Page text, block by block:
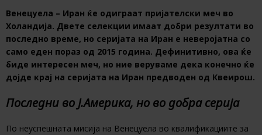
Венецуела – Иран ќе одиграат пријателски меч во
Холандија. Двете селекции имаат добри резултати во
последно време, но серијата на Иран е неверојатна со
само еден пораз од 2015 година. Дефинитивно, ова ќе
биде интересен меч, но ние веруваме дека конечно ќе
дојде крај на серијата на Иран предводен од Квеирош.
Последни во Ј.Америка, но во добра серија
По неуспешната мисија на Венецуела во квалификациите за